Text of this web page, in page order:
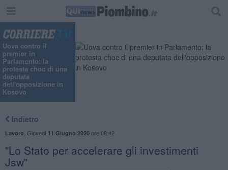
Uova contro il
premier in
Parlamento: la
protesta choc di una
deputata
dell'opposizione in
Kosovo
Indietro
Lavoro Giovedì 11 Giugno 2020ore 08:42
"Lo Stato per accelerare gli investimenti
Jsw"